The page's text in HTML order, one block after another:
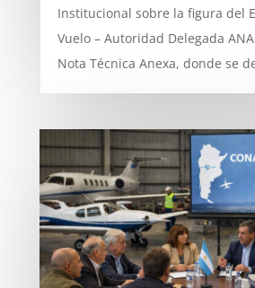
Institucional sobre la figura del
Vuelo – Autoridad Delegada
Nota Técnica Anexa, donde se